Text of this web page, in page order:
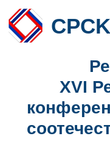
CPCKT
XVI